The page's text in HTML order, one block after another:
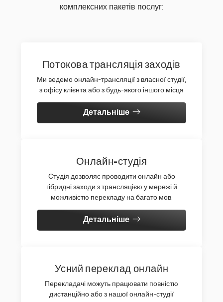
комплексних пакетів послуг:
Потокова трансляція заходів
Ми ведемо онлайн-трансляції з власної студії,
з офісу клієнта або з будь-якого іншого місця
Детальніше
Онлайн-студія
Студія дозволяє проводити онлайн або
гібридні заходи з трансляцією у мережі й
можливістю перекладу на багато мов.
Детальніше
Усний переклад онлайн
Перекладачі можуть працювати повністю
дистанційно або з нашої онлайн-студії